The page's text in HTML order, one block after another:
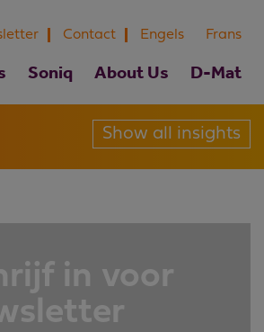
Contact Engels Frans
Soniq About Us D-Mat
Show all insights
in voor